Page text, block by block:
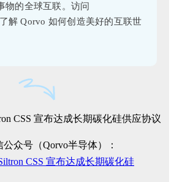
物的全球互联。访问
解 Qorvo 如何创造美好的互联世
众号（Qorvo半导体）：
CSS 宣布达成长期碳化硅